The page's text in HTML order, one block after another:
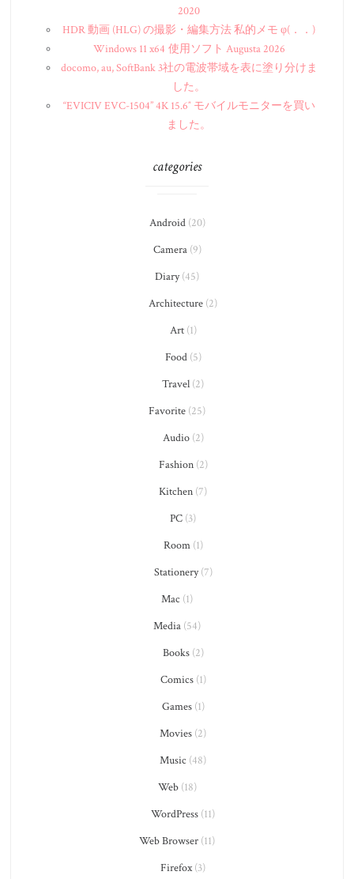
2020
HDR 動画 (HLG) の撮影・編集方法 私的メモ φ(．．)
Windows 11 x64 使用ソフト Augusta 2026
docomo, au, SoftBank 3社の電波帯域を表に塗り分けま
した。
“EVICIV EVC-1504” 4K 15.6″ モバイルモニターを買い
ました。
categories
Android(20)
Camera(9)
Diary(45)
Architecture (2)
Art(1)
Food(5)
Travel (2)
Favorite (25)
Audio(2)
Fashion(2)
Kitchen (7)
PC (3)
Room(1)
Stationery(7)
Mac (1)
Media (54)
Books(2)
Comics(1)
Games(1)
Movies (2)
Music (48)
Web(18)
WordPress (11)
Web Browser (11)
Firefox(3)